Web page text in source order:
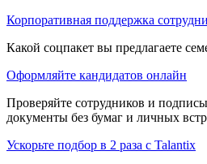
Корпоративная поддержка
Какой соцпакет вы предлагаете
Оформляйте кандидатов онлайн
Проверяйте сотрудников и
документы без бумаг и личных
Ускорьте подбор в 2 раза с Talantix